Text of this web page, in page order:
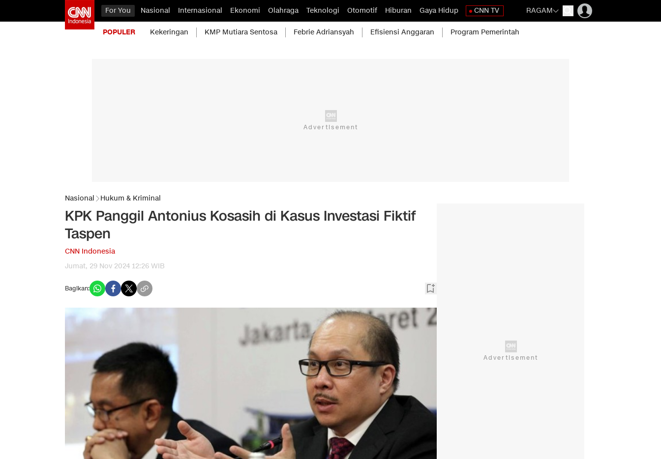
For You Nasional Internasional Ekonomi Olahraga Teknologi Otomotif Hiburan Gaya Hidup CNN TV RAGAM
POPULER Kekeringan KMP Mutiara Sentosa Febrie Adriansyah Efisiensi Anggaran Program Pemerintah
Nasional Hukum & Kriminal
KPK Panggil Antonius Kosasih di Kasus Investasi Fiktif
Taspen
CNN Indonesia
Jumat, 29 Nov 2024 12:26 WIB
Bagikan: